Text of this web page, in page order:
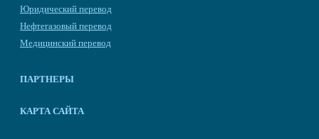
Юридический перевод
Нефтегазовый перевод
Медицинский перевод
ПАРТНЕРЫ
КАРТА САЙТА